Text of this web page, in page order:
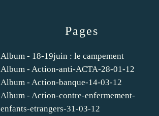
Pages
Album - 18-19juin : le campement
Album - Action-anti-ACTA-28-01-12
Album - Action-banque-14-03-12
Album - Action-contre-enfermement-
enfants-etrangers-31-03-12